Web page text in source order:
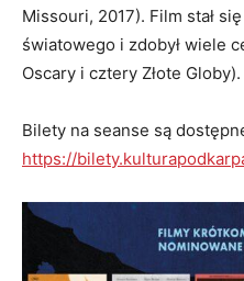
Missouri, 2017). Film stał
światowego i zdobył wiele
Oscary i cztery Złote Globy).
Bilety na seanse są
https://